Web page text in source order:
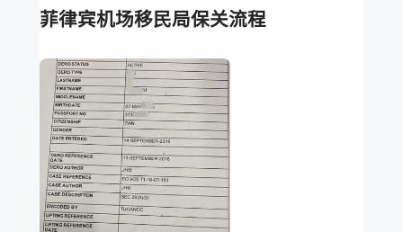
菲律宾机场移民局保关流程